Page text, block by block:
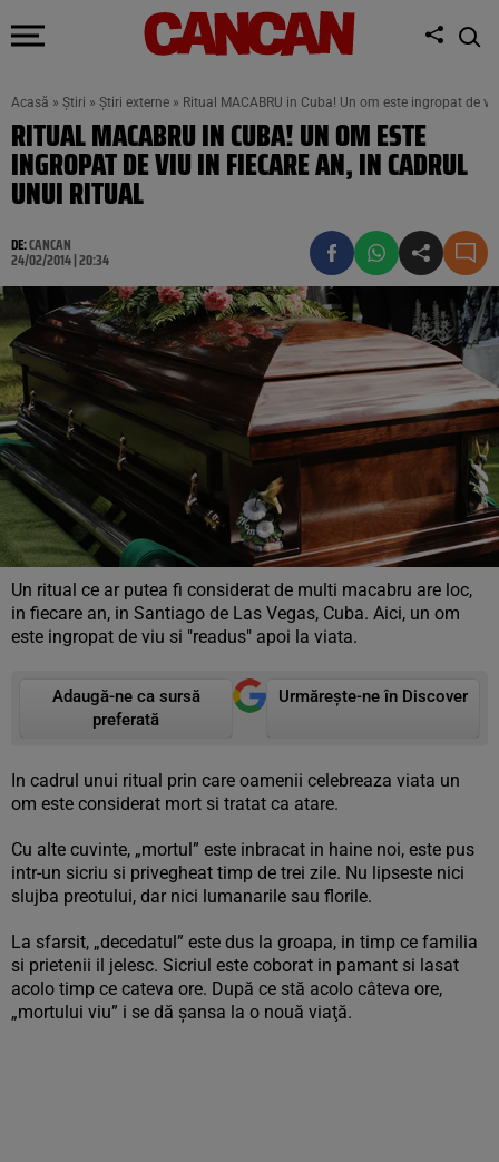
Acasă » Știri » Știri externe » Ritual MACABRU in Cuba! Un om este ingropat de
RITUAL MACABRU IN CUBA! UN OM ESTE
INGROPAT DE VIU IN FIECARE AN, IN CADRUL
UNUI RITUAL
DE:CANCAN
24/02/2014 | 20:34
Un ritual ce ar putea fi considerat de multi macabru are loc,
in fiecare an, in Santiago de Las Vegas, Cuba. Aici, un om
este ingropat de viu si "readus" apoi la viata.
Adaugă-ne ca sursă
preferată
Urmărește-ne în Discover
In cadrul unui ritual prin care oamenii celebreaza viata un
om este considerat mort si tratat ca atare.
Cu alte cuvinte, „mortul” este inbracat in haine noi, este pus
intr-un sicriu si privegheat timp de trei zile. Nu lipseste nici
slujba preotului, dar nici lumanarile sau florile.
La sfarsit, „decedatul” este dus la groapa, in timp ce familia
si prietenii il jelesc. Sicriul este coborat in pamant si lasat
acolo timp ce cateva ore. După ce stă acolo câteva ore,
„mortului viu” i se dă şansa la o nouă viaţă.